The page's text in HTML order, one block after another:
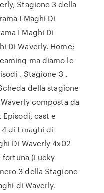
Stagione 3 della
I Maghi Di
I Maghi Di
Di Waverly. Home;
ma diamo le
. Stagione 3 .
della stagione
composta da
Episodi, cast e
di I maghi di
Di Waverly 4x02
fortuna (Lucky
3 della Stagione
di Waverly.